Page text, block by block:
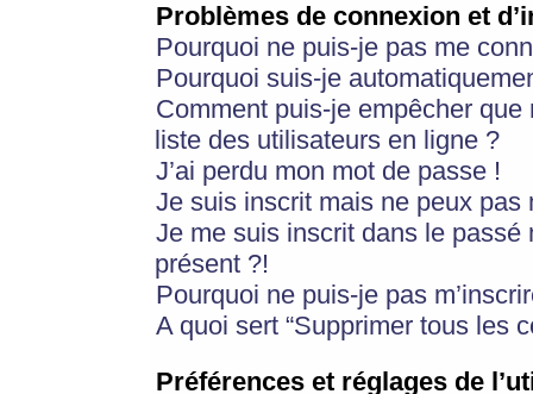
Problèmes de connexion et
Pourquoi ne puis-je pas me
Pourquoi suis-je
Comment puis-je empêcher
liste des utilisateurs en ligne ?
J’ai perdu mon mot de passe !
Je suis inscrit mais ne peux pas
Je me suis inscrit dans le
présent ?!
Pourquoi ne puis-je pas
A quoi sert “Supprimer tous les
Préférences et réglages de